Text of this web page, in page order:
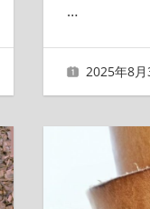
…
2025年8月